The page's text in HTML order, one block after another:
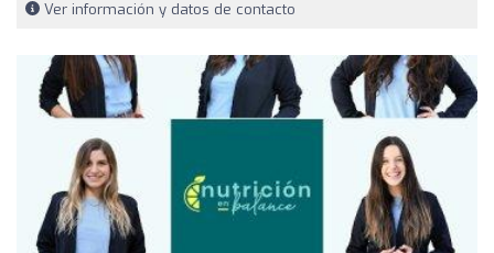
Ver información y datos de contacto